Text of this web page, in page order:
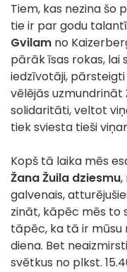
Tiem, kas nezina šo
tie ir par godu
Gvilam no
pārāk īsas rokas, lai
iedzīvotāji,
vēlējās uzmundrināt
solidaritāti, veltot
tiek sviesta tieši
Kopš tā laika mēs
Žana Žuila dziesmu,
galvenais,
zināt, kāpēc mēs to
tāpēc, ka tā ir mūsu
diena. Bet
svētkus no plkst.